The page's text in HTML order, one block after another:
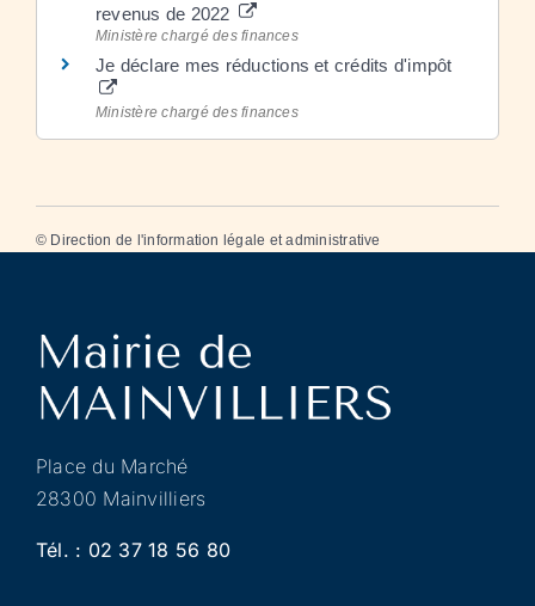
revenus de 2022
Ministère chargé des finances
Je déclare mes réductions et crédits d'impôt
Ministère chargé des finances
© Direction de l'information légale et administrative
Place du Marché
28300 Mainvilliers
Tél. : 02 37 18 56 80